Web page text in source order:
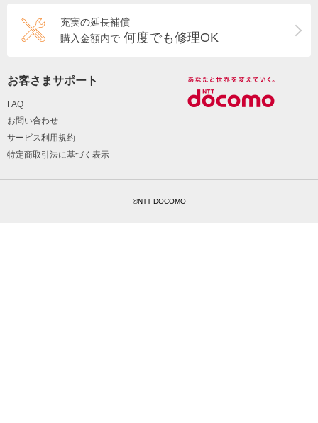
充実の延長補償
購入金額内で 何度でも修理OK
お客さまサポート
FAQ
お問い合わせ
サービス利用規約
特定商取引法に基づく表示
©NTT DOCOMO